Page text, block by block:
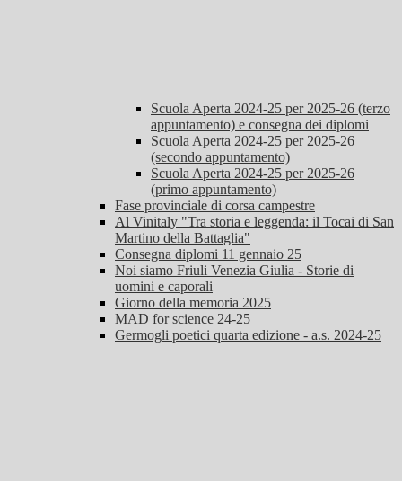
Scuola Aperta 2024-25 per 2025-26 (terzo
appuntamento) e consegna dei diplomi
Scuola Aperta 2024-25 per 2025-26
(secondo appuntamento)
Scuola Aperta 2024-25 per 2025-26
(primo appuntamento)
Fase provinciale di corsa campestre
Al Vinitaly "Tra storia e leggenda: il Tocai di San
Martino della Battaglia"
Consegna diplomi 11 gennaio 25
Noi siamo Friuli Venezia Giulia - Storie di
uomini e caporali
Giorno della memoria 2025
MAD for science 24-25
Germogli poetici quarta edizione - a.s. 2024-25